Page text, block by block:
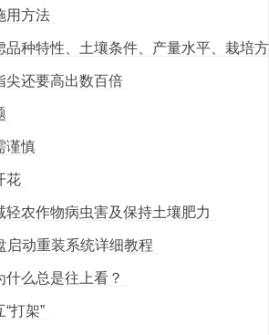
用方法
品种特性、土壤条件、产量水平、栽培
尖还要高出数百倍
谨慎
花
轻农作物病虫害及保持土壤肥力
启动重装系统详细教程
么总是往上看？
打架”